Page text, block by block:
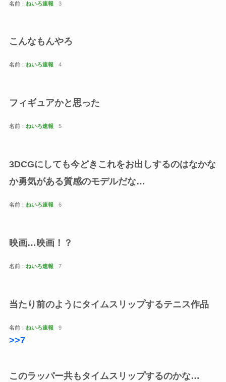
名前： ねいろ速報 3
こんなもんやろ
名前： ねいろ速報 4
フィギュアかと思った
名前： ねいろ速報 5
3DCGにしても今どきこれをお出しするのはなかな
か勇気がある質感のモデルだな…
名前： ねいろ速報 6
映画…映画！？
名前： ねいろ速報 7
当たり前のようにタイムスリップするテニス作品
名前： ねいろ速報 9
>>7
このラッパー共もタイムスリップするのかな…